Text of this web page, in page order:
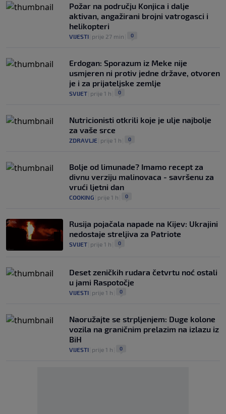
Požar na području Konjica i dalje
aktivan, angažirani brojni vatrogasci i
helikopteri
VIJESTI prije 27 min 0
Erdogan: Sporazum iz Meke nije
usmjeren ni protiv jedne države, otvoren
je i za prijateljske zemlje
SVIJET prije 1 h 0
Nutricionisti otkrili koje je ulje najbolje
za vaše srce
ZDRAVLJE prije 1 h 0
Bolje od limunade? Imamo recept za
divnu verziju malinovaca - savršenu za
vrući ljetni dan
COOKING prije 1 h 0
Rusija pojačala napade na Kijev: Ukrajini
nedostaje streljiva za Patriote
SVIJET prije 1 h 0
Deset zeničkih rudara četvrtu noć ostali
u jami Raspotočje
VIJESTI prije 1 h 0
Naoružajte se strpljenjem: Duge kolone
vozila na graničnim prelazim na izlazu iz
BiH
VIJESTI prije 1 h 0